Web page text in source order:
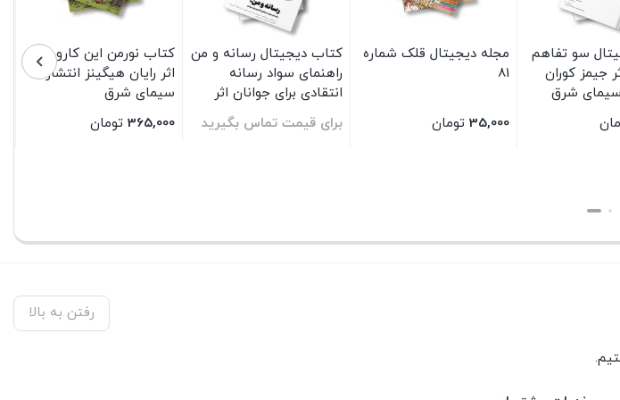
سو تفاهم
جیمز کوران
سیمای شرق
مجله دیجیتال قلک شماره
81
35,000 تومان
کتاب دیجیتال رسانه و من
راهنمای سواد رسانه
انتقادی برای جوانان اثر
گروهی از نویسندگان
ترجمه ناصر اسدی و سیما
برای قیمت تماس بگیرید
کتاب نورمن این کارو نکرده
اثر رایان هیگینز انتشارات
سیمای شرق
365,000 تومان
رفتن به بالا